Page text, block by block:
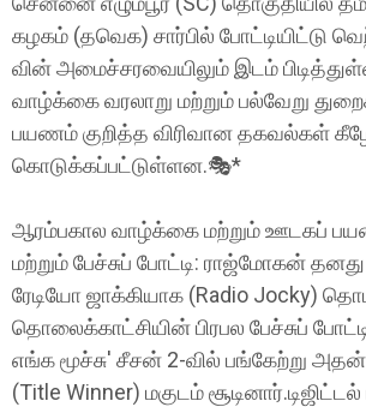
கழகம் (தவெக) சார்பில் போட்டியிட்டு
வின் அமைச்சரவையிலும் இடம்
வாழ்க்கை வரலாறு மற்றும் பல்வேறு
பயணம் குறித்த விரிவான தகவல்கள்
கொடுக்கப்பட்டுள்ளன.🎭*
ஆரம்பகால வாழ்க்கை மற்றும் ஊடகப்
மற்றும் பேச்சுப் போட்டி: ராஜ்மோகன்
ரேடியோ ஜாக்கியாக (Radio Jocky)
தொலைக்காட்சியின் பிரபல பேச்சுப்
எங்க மூச்சு' சீசன் 2-வில் பங்கேற்று
(Title Winner) மகுடம் சூடினார்.டிஜிட்டல்